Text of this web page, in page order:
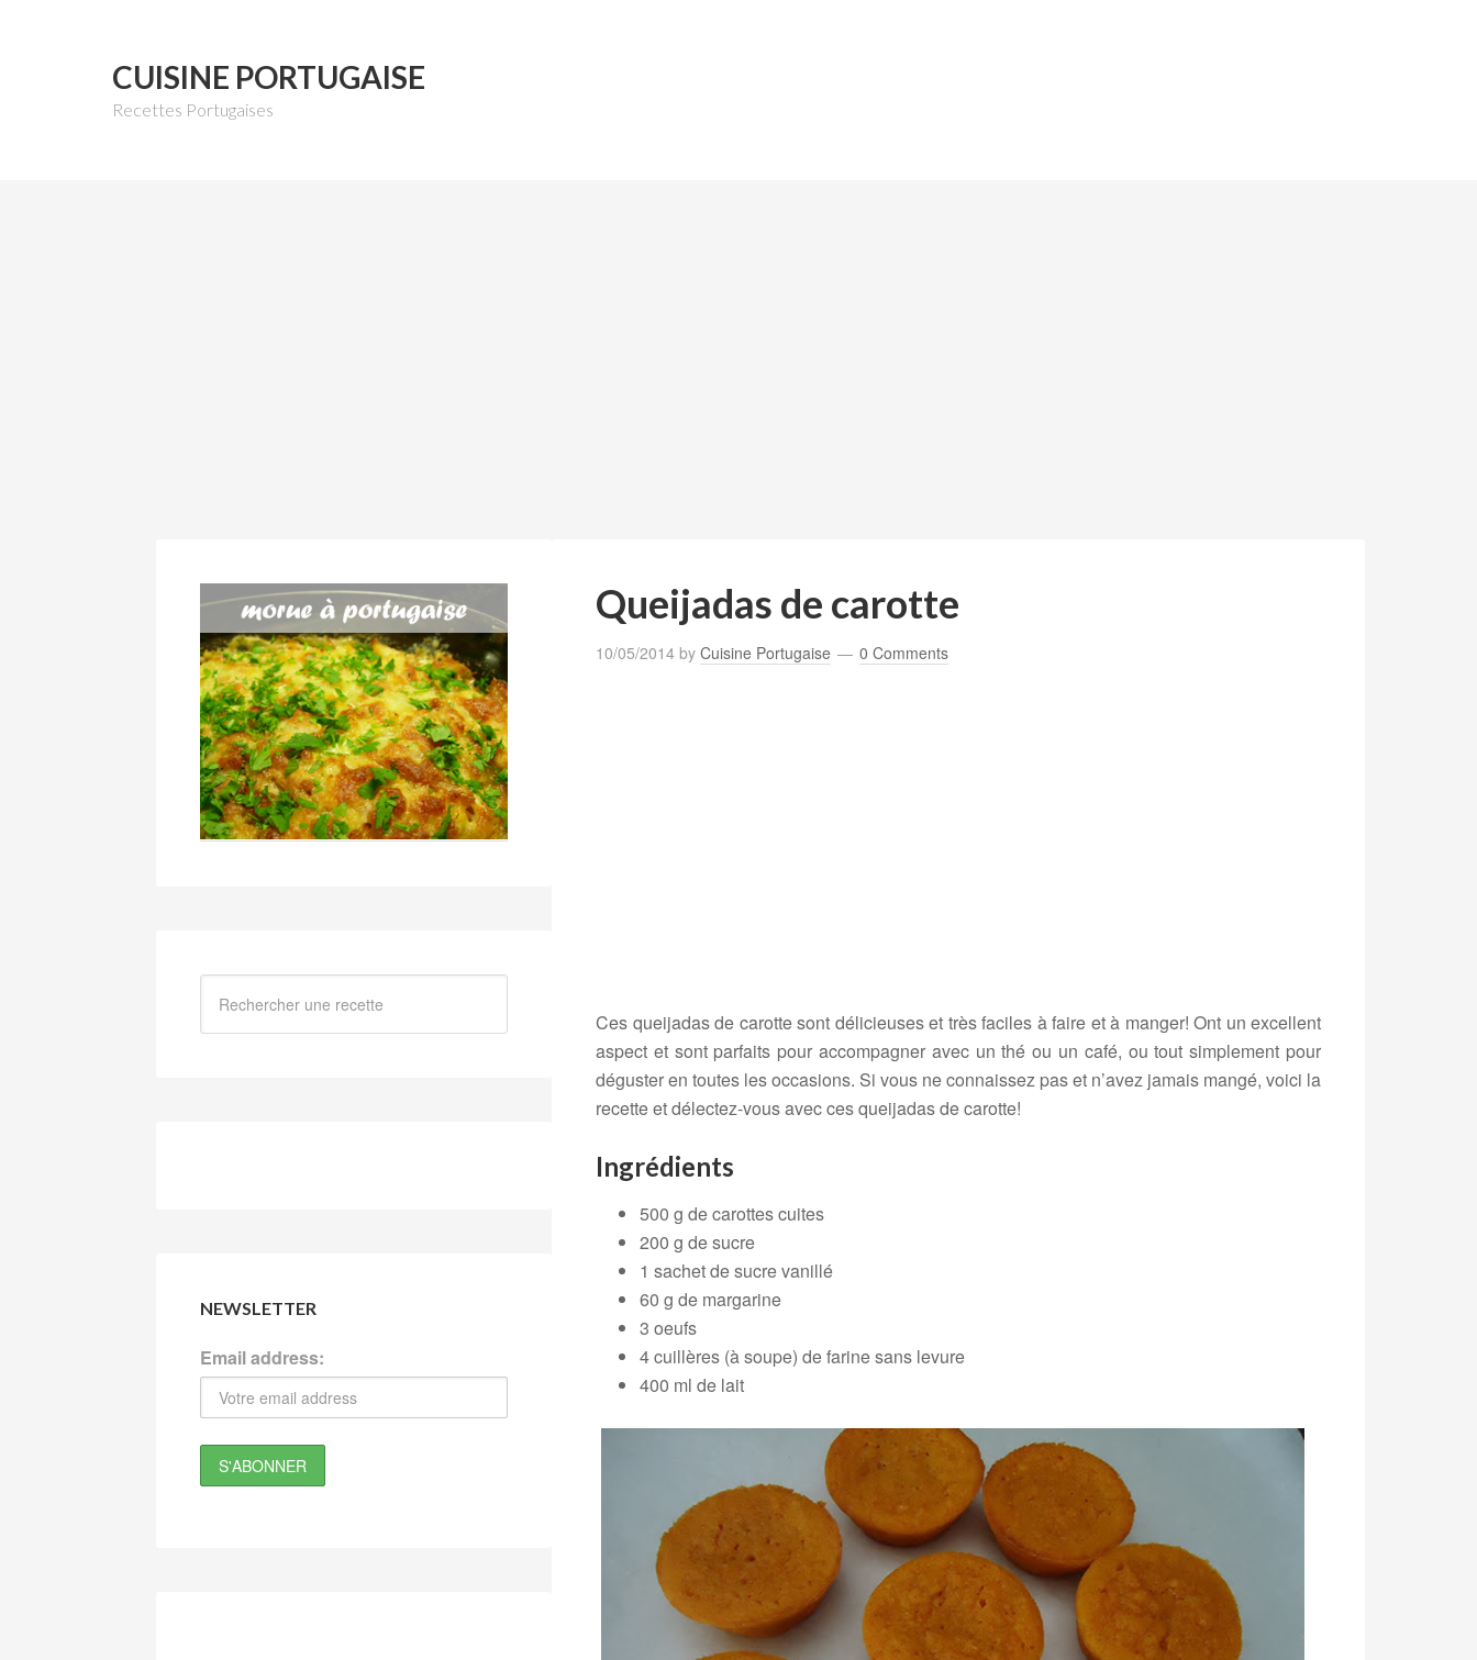
CUISINE PORTUGAISE
Recettes Portugaises
Queijadas de carotte
10/05/2014 by Cuisine Portugaise 0 Comments
Ces queijadas de carotte sont délicieuses et très faciles à faire et à manger! Ont un excellent
aspect et sont parfaits pour accompagner avec un thé ou un café, ou tout simplement pour
déguster en toutes les occasions. Si vous ne connaissez pas et n’avez jamais mangé, voici la
recette et délectez-vous avec ces queijadas de carotte!
Ingrédients
500 g de carottes cuites
200 g de sucre
1 sachet de sucre vanillé
60 g de margarine
3 oeufs
4 cuillères (à soupe) de farine sans levure
400 ml de lait
NEWSLETTER
Email address: